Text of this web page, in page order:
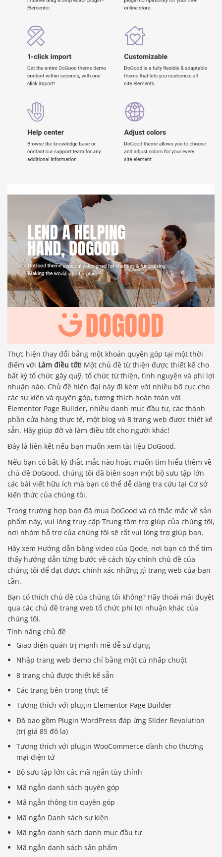
Thực hiện thay đổi bằng một khoản quyên góp tại một thời
điểm với Làm điều tốt! Một chủ đề từ thiện được thiết kế cho
bất kỳ tổ chức gây quỹ, tổ chức từ thiện, tình nguyện và phi lợi
nhuận nào. Chủ đề hiện đại này đi kèm với nhiều bố cục cho
các sự kiện và quyên góp, tương thích hoàn toàn với
Elementor Page Builder, nhiều danh mục đầu tư, các thành
phần cửa hàng thực tế, một blog và 8 trang web được thiết kế
sẵn. Hãy giúp đỡ và làm điều tốt cho người khác!
Đây là liên kết nếu bạn muốn xem tài liệu DoGood.
Nếu bạn có bất kỳ thắc mắc nào hoặc muốn tìm hiểu thêm về
chủ đề DoGood, chúng tôi đã biên soạn một bộ sưu tập lớn
các bài viết hữu ích mà bạn có thể dễ dàng tra cứu tại Cơ sở
kiến ​​thức của chúng tôi.
Trong trường hợp bạn đã mua DoGood và có thắc mắc về sản
phẩm này, vui lòng truy cập Trung tâm trợ giúp của chúng tôi,
nơi nhóm hỗ trợ của chúng tôi sẽ rất vui lòng trợ giúp bạn.
Hãy xem Hướng dẫn bằng video của Qode, nơi bạn có thể tìm
thấy hướng dẫn từng bước về cách tùy chỉnh chủ đề của
chúng tôi để đạt được chính xác những gì trang web của bạn
cần.
Bạn có thích chủ đề của chúng tôi không? Hãy thoải mái duyệt
qua các chủ đề trang web tổ chức phi lợi nhuận khác của
chúng tôi.
Tính năng chủ đề
Giao diện quản trị mạnh mẽ dễ sử dụng
Nhập trang web demo chỉ bằng một cú nhấp chuột
8 trang chủ được thiết kế sẵn
Các trang bên trong thực tế
Tương thích với plugin Elementor Page Builder
Đã bao gồm Plugin WordPress đáp ứng Slider Revolution
(trị giá 85 đô la)
Tương thích với plugin WooCommerce dành cho thương
mại điện tử
Bộ sưu tập lớn các mã ngắn tùy chỉnh
Mã ngắn danh sách quyên góp
Mã ngắn thông tin quyên góp
Mã ngắn Danh sách sự kiện
Mã ngắn danh sách danh mục đầu tư
Mã ngắn danh sách sản phẩm